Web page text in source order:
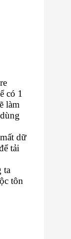
có 1
làm
dữ
tải
ta
tôn